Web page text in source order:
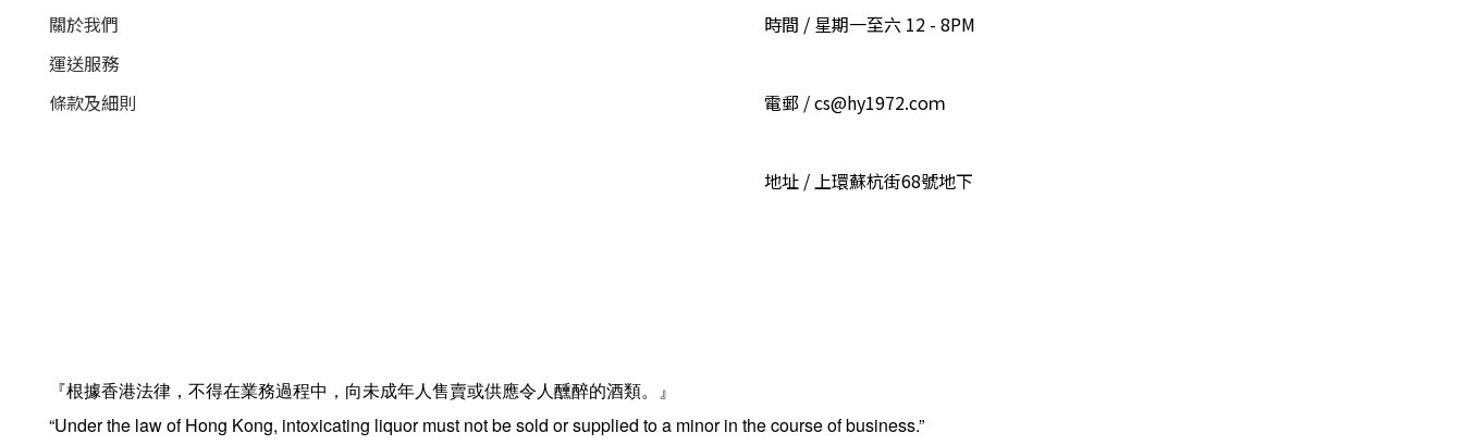
關於我們
運送服務
條款及細則
時間 / 星期一至六 12 - 8PM
電郵 / cs@hy1972.coｍ
地址 / 上環蘇杭街68號地下
『根據香港法律，不得在業務過程中，向未成年人售賣或供應令人醺醉的酒類。』
“Under the law of Hong Kong, intoxicating liquor must not be sold or supplied to a minor in the course of business.”